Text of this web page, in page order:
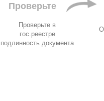
Проверьте
Проверьте в
гос.реестре
подлинность документа